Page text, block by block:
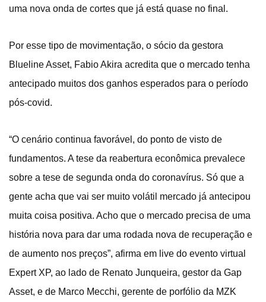
uma nova onda de cortes que já está quase no final.
Por esse tipo de movimentação, o sócio da gestora
Blueline Asset, Fabio Akira acredita que o mercado tenha
antecipado muitos dos ganhos esperados para o período
pós-covid.
“O cenário continua favorável, do ponto de visto de
fundamentos. A tese da reabertura econômica prevalece
sobre a tese de segunda onda do coronavírus. Só que a
gente acha que vai ser muito volátil mercado já antecipou
muita coisa positiva. Acho que o mercado precisa de uma
história nova para dar uma rodada nova de recuperação e
de aumento nos preços”, afirma em live do evento virtual
Expert XP, ao lado de Renato Junqueira, gestor da Gap
Asset, e de Marco Mecchi, gerente de porfólio da MZK